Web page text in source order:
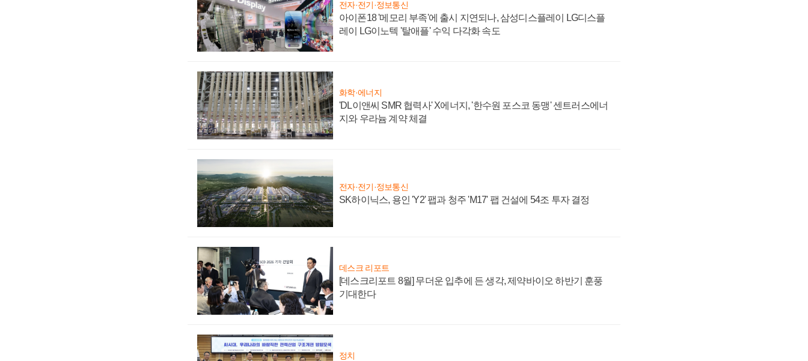
전자·전기·정보통신
아이폰18 '메모리 부족'에 출시 지연되나, 삼성디스플레이 LG디스플
레이 LG이노텍 '탈애플' 수익 다각화 속도
화학·에너지
'DL이앤씨 SMR 협력사' X에너지, '한수원 포스코 동맹' 센트러스에너
지와 우라늄 계약 체결
전자·전기·정보통신
SK하이닉스, 용인 'Y2' 팹과 청주 'M17' 팹 건설에 54조 투자 결정
데스크 리포트
[데스크리포트 8월] 무더운 입추에 든 생각, 제약바이오 하반기 훈풍
기대한다
정치